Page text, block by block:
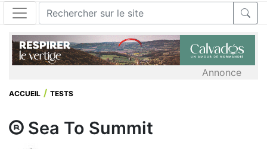
Annonce
ACCUEIL TESTS
Sea To Summit